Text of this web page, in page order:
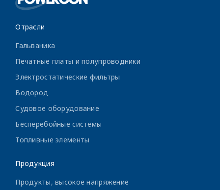
Отрасли
Гальваника
Печатные платы и полупроводники
Электростатические фильтры
Водород
Судовое оборудование
Бесперебойные системы
Топливные элементы
Продукция
Продукты, высокое напряжение